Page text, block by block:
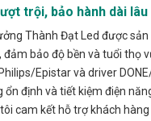
trội, bảo hành dài lâu
Thành Đạt Led được
đảm bảo độ bền và tuổi thọ
Epistar và driver
ổn định và tiết kiệm điện
cam kết hỗ trợ khách